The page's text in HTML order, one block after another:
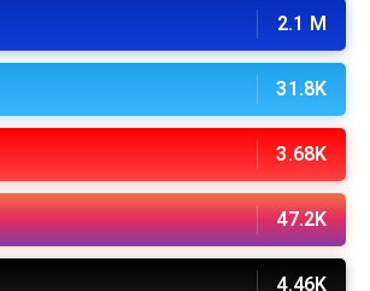
2.1 M
31.8K
3.68K
47.2K
4.46K